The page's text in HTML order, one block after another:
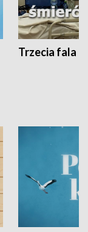
Trzecia fala -